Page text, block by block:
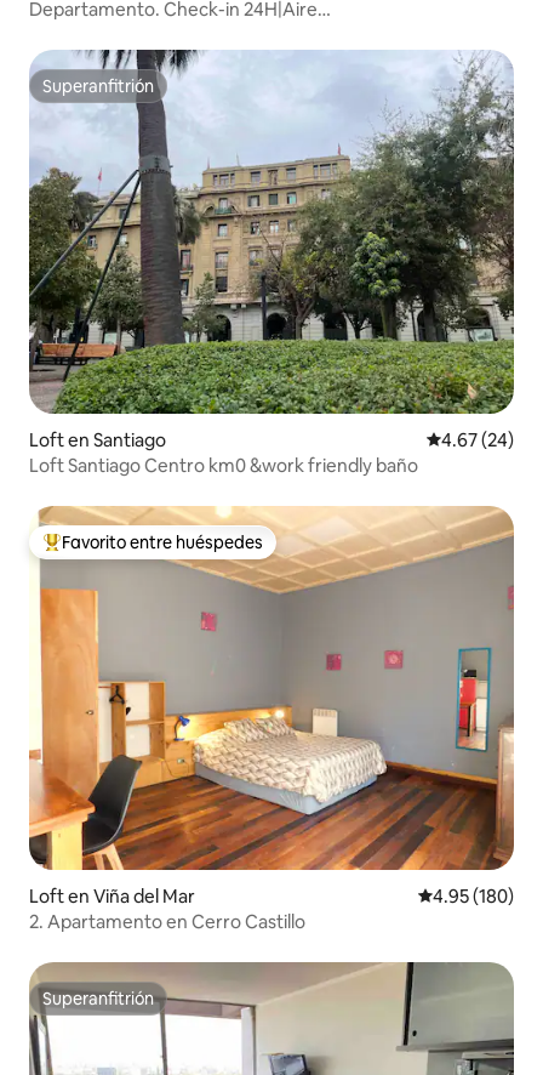
Departamento. Check-in 24H|Aire
Superanfitrión
Superanfitrión
Loft en Santiago Calificación
4.67 (24)
Loft Santiago Centro km0 &work friendly baño
De los mejores en Favorito entre huéspedes
Favorito entre huéspedes
Loft en Viña del Mar Calificación
4.95 (180)
2. Apartamento en Cerro Castillo
Superanfitrión
Superanfitrión